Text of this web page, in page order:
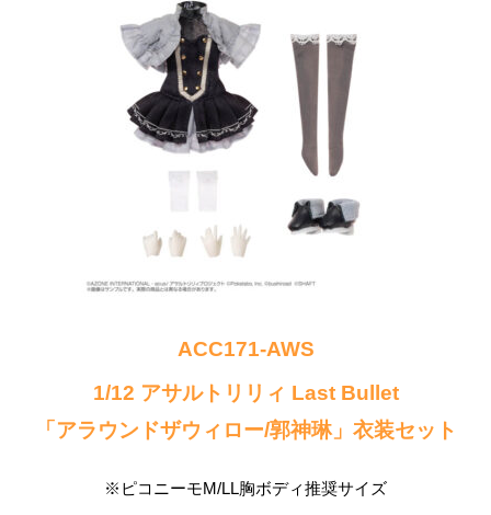
ACC171-AWS
1/12 アサルトリリィ Last Bullet
「アラウンドザウィロー/郭神琳」衣装セット
※ピコニーモM/LL胸ボディ推奨サイズ